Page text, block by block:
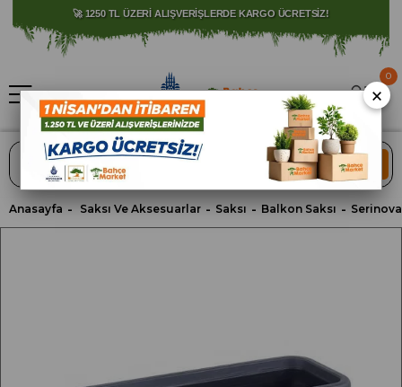
🚀 1250 TL ÜZERİ ALIŞVERİŞLERDE KARGO ÜCRETSİZ!
⚠️ SATIŞLARIMIZ YALNIZCA İSTANBUL İLİ İLE SINIRLIDIR.
ARA
0
Anasayfa Saksı Ve Aksesuarlar Saksı Balkon Saksı
×